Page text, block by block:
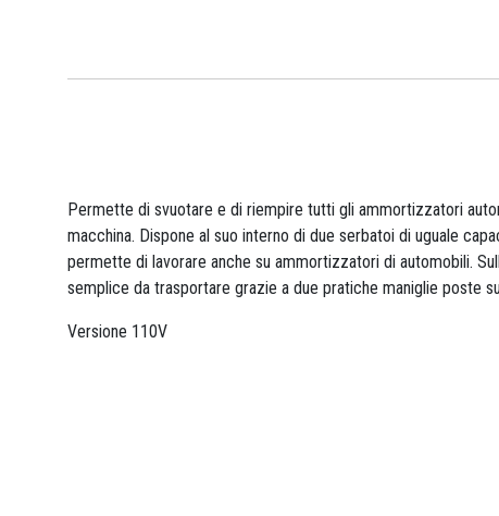
Permette di svuotare e di riempire tutti gli ammortizzatori
macchina. Dispone al suo interno di due serbatoi di uguale
permette di lavorare anche su ammortizzatori di automobili.
semplice da trasportare grazie a due pratiche maniglie poste
Versione 110V